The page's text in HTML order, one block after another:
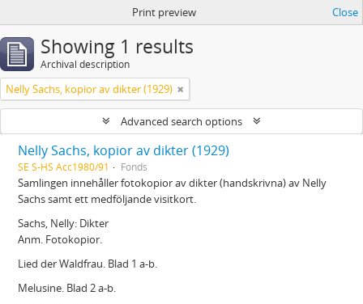
Print preview Close
Showing 1 results
Archival description
Nelly Sachs, kopior av dikter (1929)
Advanced search options
Nelly Sachs, kopior av dikter (1929)
SE S-HS Acc1980/91 Fonds
Samlingen innehåller fotokopior av dikter (handskrivna) av Nelly
Sachs samt ett medföljande visitkort.
Sachs, Nelly: Dikter
Anm. Fotokopior.
Lied der Waldfrau. Blad 1 a-b.
Melusine. Blad 2 a-b.